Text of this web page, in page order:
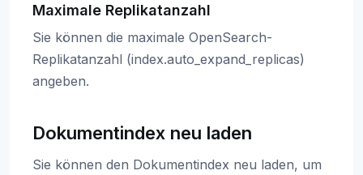
Maximale Replikatanzahl
Sie können die maximale OpenSearch-
Replikatanzahl (index.auto_expand_replicas)
angeben.
Dokumentindex neu laden
Sie können den Dokumentindex neu laden, um